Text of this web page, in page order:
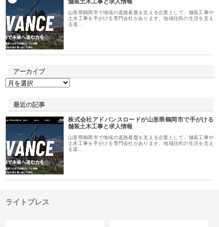
舗装土木工事と求人情報
山形県鶴岡市で地域の道路基盤を支える企業として、舗装工事や
土木工事を手がける専門会社があります。地域住民の生活を支え
る道…
アーカイブ
最近の記事
株式会社アドバンスロードが山形県鶴岡市で手がける
舗装土木工事と求人情報
山形県鶴岡市で地域の道路基盤を支える企業として、舗装工事や
土木工事を手がける専門会社があります。地域住民の生活を支え
る道…
ライトプレス